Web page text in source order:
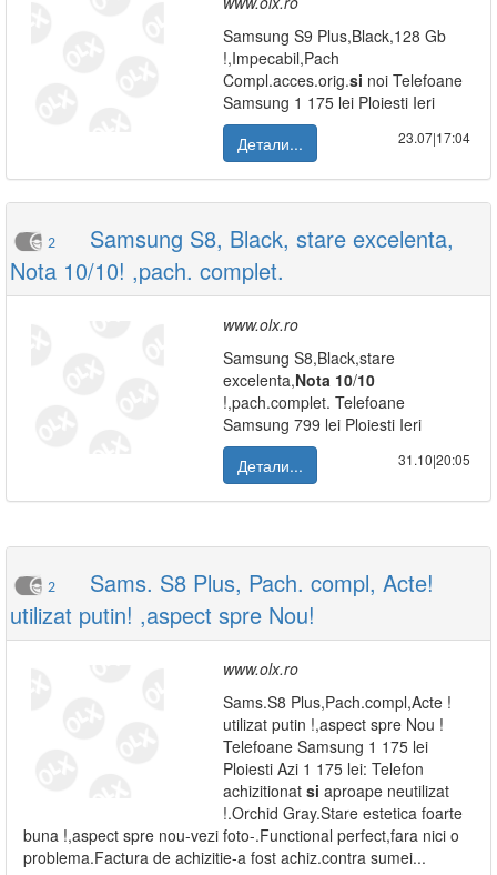
Samsung S9 Plus,Black,128 Gb
!,Impecabil,Pach
Compl.acces.orig.si noi Telefoane
Samsung 1 175 lei Ploiesti Ieri
Детали...
23.07|17:04
2
Samsung S8, Black, stare excelenta,
Nota 10/10! ,pach. complet.
www.olx.ro
Samsung S8,Black,stare
excelenta,Nota 10/10
!,pach.complet. Telefoane
Samsung 799 lei Ploiesti Ieri
Детали...
31.10|20:05
2
Sams. S8 Plus, Pach. compl, Acte!
utilizat putin! ,aspect spre Nou!
www.olx.ro
Sams.S8 Plus,Pach.compl,Acte !
utilizat putin !,aspect spre Nou !
Telefoane Samsung 1 175 lei
Ploiesti Azi 1 175 lei: Telefon
achizitionat si aproape neutilizat
!.Orchid Gray.Stare estetica foarte
buna !,aspect spre nou-vezi foto-.Functional perfect,fara nici o
problema.Factura de achizitie-a fost achiz.contra sumei...